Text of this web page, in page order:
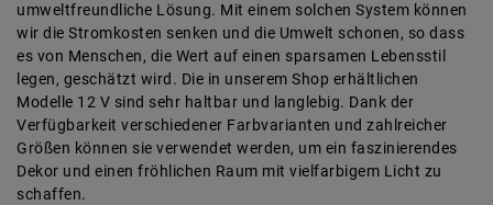
umweltfreundliche Lösung. Mit einem solchen System können
wir die Stromkosten senken und die Umwelt schonen, so dass
es von Menschen, die Wert auf einen sparsamen Lebensstil
legen, geschätzt wird. Die in unserem Shop erhältlichen
Modelle 12 V sind sehr haltbar und langlebig. Dank der
Verfügbarkeit verschiedener Farbvarianten und zahlreicher
Größen können sie verwendet werden, um ein faszinierendes
Dekor und einen fröhlichen Raum mit vielfarbigem Licht zu
schaffen.